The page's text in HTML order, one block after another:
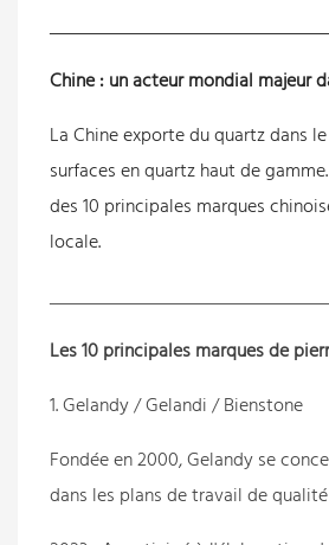
Chine : un acteur mondial majeur
La Chine exporte du quartz dans
surfaces en quartz haut de
des 10 principales marques
locale.
Les 10 principales marques de
1. Gelandy / Gelandi / Bienstone
Fondée en 2000, Gelandy se
dans les plans de travail de